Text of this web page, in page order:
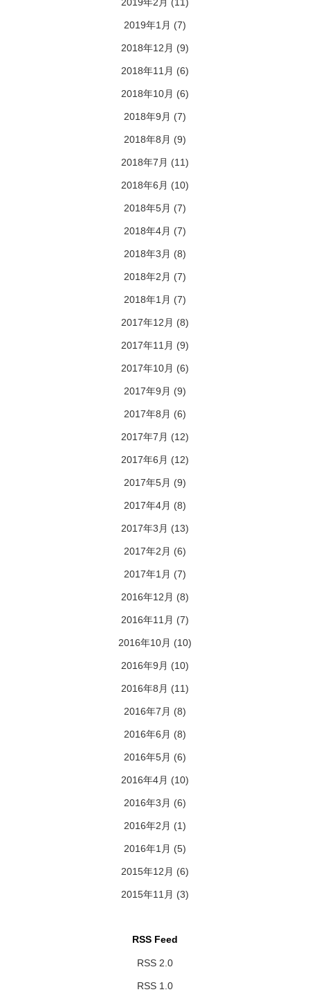
2019年2月 (11)
2019年1月 (7)
2018年12月 (9)
2018年11月 (6)
2018年10月 (6)
2018年9月 (7)
2018年8月 (9)
2018年7月 (11)
2018年6月 (10)
2018年5月 (7)
2018年4月 (7)
2018年3月 (8)
2018年2月 (7)
2018年1月 (7)
2017年12月 (8)
2017年11月 (9)
2017年10月 (6)
2017年9月 (9)
2017年8月 (6)
2017年7月 (12)
2017年6月 (12)
2017年5月 (9)
2017年4月 (8)
2017年3月 (13)
2017年2月 (6)
2017年1月 (7)
2016年12月 (8)
2016年11月 (7)
2016年10月 (10)
2016年9月 (10)
2016年8月 (11)
2016年7月 (8)
2016年6月 (8)
2016年5月 (6)
2016年4月 (10)
2016年3月 (6)
2016年2月 (1)
2016年1月 (5)
2015年12月 (6)
2015年11月 (3)
RSS Feed
RSS 2.0
RSS 1.0